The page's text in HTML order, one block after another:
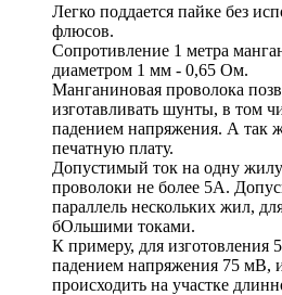
Легко поддается пайке без
флюсов.
Сопротивление 1 метра
диаметром 1 мм - 0,65 Ом.
Манганиновая проволока
изготавливать шунты, в том
падением напряжения. А так
печатную плату.
Допустимый ток на одну
проволоки не более 5А.
параллель нескольких жил,
бОльшими токами.
К примеру, для
падением напряжения 75 мВ,
происходить на участке